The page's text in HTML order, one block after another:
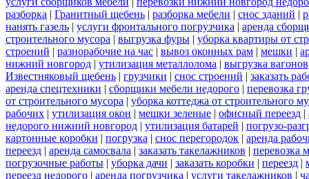
разборка | Гранитный щебень | разборка мебели | снос зданий |
нанять газель | услуги фронтального погрузчика | аренда
строительного мусора | выгрузка фуры | уборка квартиры от
строений | разнорабочие на час | вывоз оконных рам | мешки |
нижний новгород | утилизация металлолома | выгрузка вагонов
Известняковый щебень | грузчики | снос строений | заказать
аренда спецтехники | сборщики мебели недорого | перевозка
от строительного мусора | уборка коттеджа от строительного
рабочих | утилизация окон | мешки зеленые | офисный переезд |
недорого нижний новгород | утилизация батарей | погрузо-
картонные коробки | погрузка | снос перегородок | аренда
переезд | аренда самосвала | заказать такелажников | перевозка
погрузочные работы | уборка дачи | заказать коробки | переезд |
переезд недорого | аренда погрузчика | услуги такелажников |